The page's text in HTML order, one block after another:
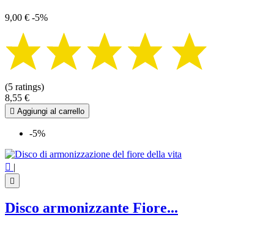
9,00 € -5%
(5 ratings)
8,55 €
 Aggiungi al carrello
-5%
 |

Disco armonizzante Fiore...